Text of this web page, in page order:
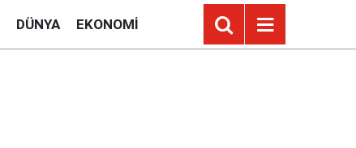
DÜNYA EKONOMI